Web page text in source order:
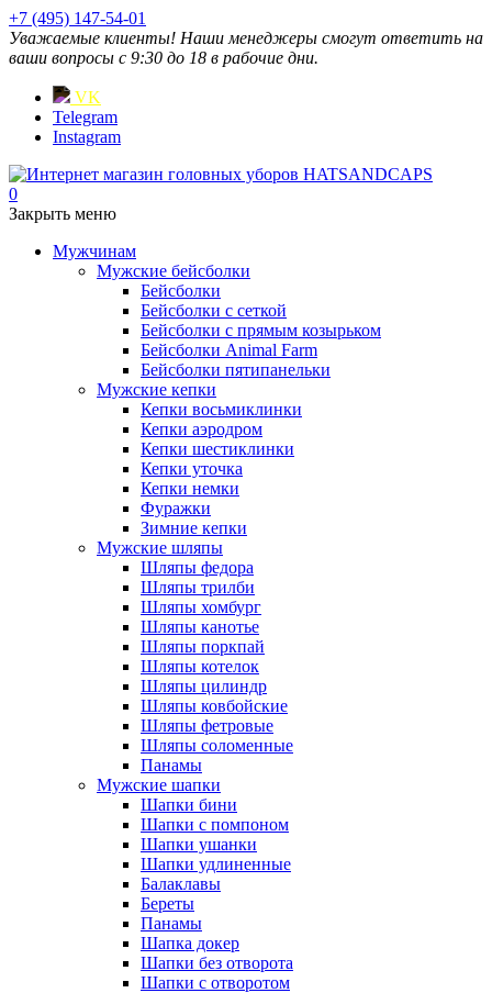
+7 (495) 147-54-01
Уважаемые клиенты! Наши менеджеры смогут ответить на
ваши вопросы с 9:30 до 18 в рабочие дни.
VK
Telegram
Instagram
0
Закрыть меню
Мужчинам
Мужские бейсболки
Бейсболки
Бейсболки с сеткой
Бейсболки с прямым козырьком
Бейсболки Animal Farm
Бейсболки пятипанельки
Мужские кепки
Кепки восьмиклинки
Кепки аэродром
Кепки шестиклинки
Кепки уточка
Кепки немки
Фуражки
Зимние кепки
Мужские шляпы
Шляпы федора
Шляпы трилби
Шляпы хомбург
Шляпы канотье
Шляпы поркпай
Шляпы котелок
Шляпы цилиндр
Шляпы ковбойские
Шляпы фетровые
Шляпы соломенные
Панамы
Мужские шапки
Шапки бини
Шапки с помпоном
Шапки ушанки
Шапки удлиненные
Балаклавы
Береты
Панамы
Шапка докер
Шапки без отворота
Шапки с отворотом